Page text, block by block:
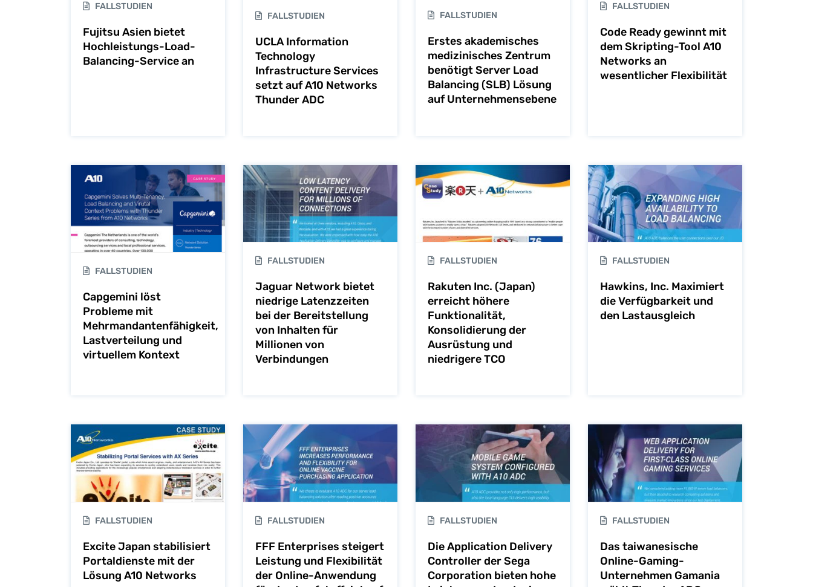
FALLSTUDIEN
Fujitsu Asien bietet
Hochleistungs-Load-
Balancing-Service an
FALLSTUDIEN
UCLA Information
Technology
Infrastructure Services
setzt auf A10 Networks
Thunder ADC
FALLSTUDIEN
Erstes akademisches
medizinisches Zentrum
benötigt Server Load
Balancing (SLB) Lösung
auf Unternehmensebene
FALLSTUDIEN
Code Ready gewinnt mit
dem Skripting-Tool A10
Networks an
wesentlicher Flexibilität
FALLSTUDIEN
Capgemini löst
Probleme mit
Mehrmandantenfähigkeit,
Lastverteilung und
virtuellem Kontext
FALLSTUDIEN
Jaguar Network bietet
niedrige Latenzzeiten
bei der Bereitstellung
von Inhalten für
Millionen von
Verbindungen
FALLSTUDIEN
Rakuten Inc. (Japan)
erreicht höhere
Funktionalität,
Konsolidierung der
Ausrüstung und
niedrigere TCO
FALLSTUDIEN
Hawkins, Inc. Maximiert
die Verfügbarkeit und
den Lastausgleich
FALLSTUDIEN
Excite Japan stabilisiert
Portaldienste mit der
Lösung A10 Networks
FALLSTUDIEN
FFF Enterprises steigert
Leistung und Flexibilität
der Online-Anwendung
FALLSTUDIEN
Die Application Delivery
Controller der Sega
Corporation bieten hohe
FALLSTUDIEN
Das taiwanesische
Online-Gaming-
Unternehmen Gamania